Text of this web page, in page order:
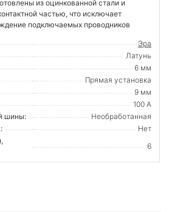
из оцинкованной стали и
частью, что исключает
подключаемых проводников
Эра
Латунь
6 мм
Прямая установка
9 мм
100 А
шины:
Необработанная
Нет
6